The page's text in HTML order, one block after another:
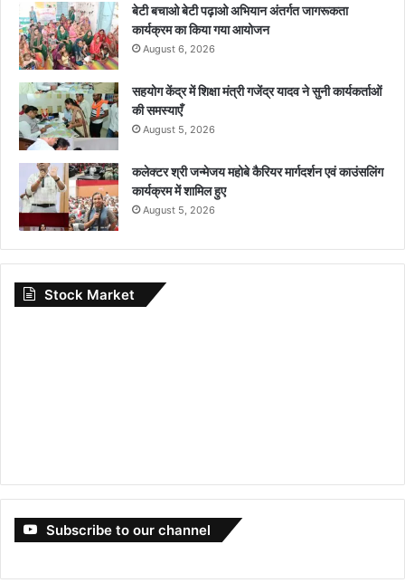
बेटी बचाओ बेटी पढ़ाओ अभियान अंतर्गत जागरूकता
कार्यक्रम का किया गया आयोजन
August 6, 2026
सहयोग केंद्र में शिक्षा मंत्री गजेंद्र यादव ने सुनी कार्यकर्ताओं
की समस्याएँ
August 5, 2026
कलेक्टर श्री जन्मेजय महोबे कैरियर मार्गदर्शन एवं काउंसलिंग
कार्यक्रम में शामिल हुए
August 5, 2026
Stock Market
Subscribe to our channel